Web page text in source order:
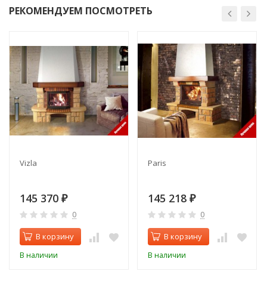
РЕКОМЕНДУЕМ ПОСМОТРЕТЬ
Vizla
145 370 ₽
0
В корзину
В наличии
Paris
145 218 ₽
0
В корзину
В наличии